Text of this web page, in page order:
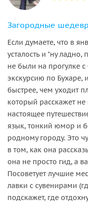
Если думаете, что в
усталость и "ну
не были на прогулке
экскурсию по Бухаре,
быстрее, чем уходит
который расскажет не
настоящее
язык, тонкий юмор и
родному городу. Это
в том, как она
она не просто гид, а
Посоветует лучшие
лавки с сувенирами
подскажет, где